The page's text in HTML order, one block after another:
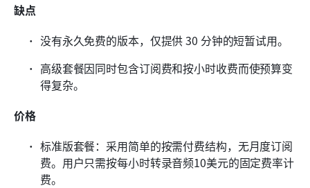
缺点
没有永久免费的版本，仅提供 30 分钟的短暂试用。
高级套餐因同时包含订阅费和按小时收费而使预算变
得复杂。
价格
标准版套餐：采用简单的按需付费结构，无月度订阅
费。用户只需按每小时转录音频10美元的固定费率计
费。